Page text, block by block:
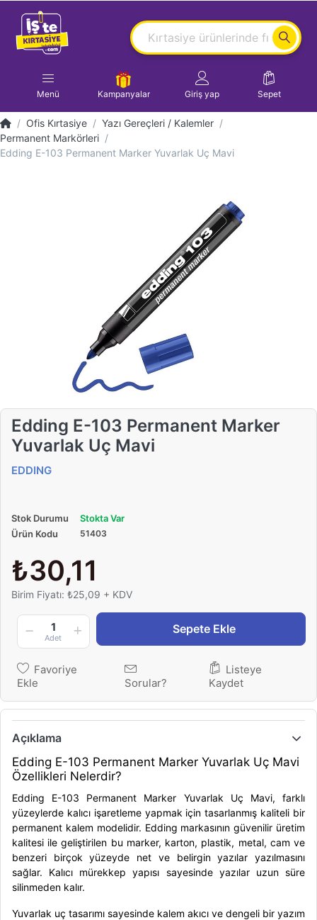
Menü Kampanyalar Giriş yap Sepet
Ofis Kırtasiye
Yazı Gereçleri / Kalemler
Permanent Markörleri
Edding E-103 Permanent Marker Yuvarlak Uç Mavi
Edding E-103 Permanent Marker
Yuvarlak Uç Mavi
EDDING
Stok Durumu
Stokta Var
Ürün Kodu
51403
₺30,11
Birim Fiyatı: ₺25,09 + KDV
1
Adet
Sepete Ekle
Favoriye
Ekle
Sorular?
Listeye
Kaydet
Açıklama
Edding E-103 Permanent Marker Yuvarlak Uç Mavi
Özellikleri Nelerdir?
Edding E-103 Permanent Marker Yuvarlak Uç Mavi, farklı
yüzeylerde kalıcı işaretleme yapmak için tasarlanmış kaliteli bir
permanent kalem modelidir. Edding markasının güvenilir üretim
kalitesi ile geliştirilen bu marker, karton, plastik, metal, cam ve
benzeri birçok yüzeyde net ve belirgin yazılar yazılmasını
sağlar. Kalıcı mürekkep yapısı sayesinde yazılar uzun süre
silinmeden kalır.
Yuvarlak uç tasarımı sayesinde kalem akıcı ve dengeli bir yazım